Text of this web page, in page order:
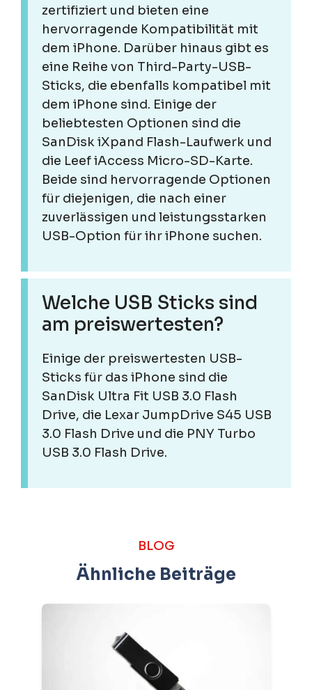
zertifiziert und bieten eine
hervorragende Kompatibilität mit
dem iPhone. Darüber hinaus gibt es
eine Reihe von Third-Party-USB-
Sticks, die ebenfalls kompatibel mit
dem iPhone sind. Einige der
beliebtesten Optionen sind die
SanDisk iXpand Flash-Laufwerk und
die Leef iAccess Micro-SD-Karte.
Beide sind hervorragende Optionen
für diejenigen, die nach einer
zuverlässigen und leistungsstarken
USB-Option für ihr iPhone suchen.
Welche USB Sticks sind
am preiswertesten?
Einige der preiswertesten USB-
Sticks für das iPhone sind die
SanDisk Ultra Fit USB 3.0 Flash
Drive, die Lexar JumpDrive S45 USB
3.0 Flash Drive und die PNY Turbo
USB 3.0 Flash Drive.
BLOG
Ähnliche Beiträge